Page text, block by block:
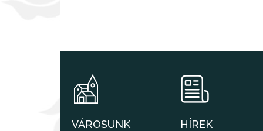
VÁROSUNK HÍREK